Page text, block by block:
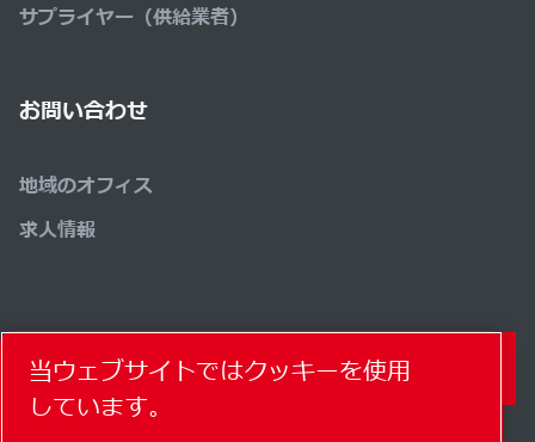
サプライヤー（供給業者）
お問い合わせ
地域のオフィス
求人情報
コンタクトフォーム
当ウェブサイトではクッキーを使用
しています。